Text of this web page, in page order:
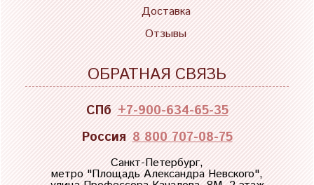
Доставка
Отзывы
ОБРАТНАЯ СВЯЗЬ
СПб +7-900-634-65-35
Россия 8 800 707-08-75
Санкт-Петербург,
метро "Площадь Александра Невского",